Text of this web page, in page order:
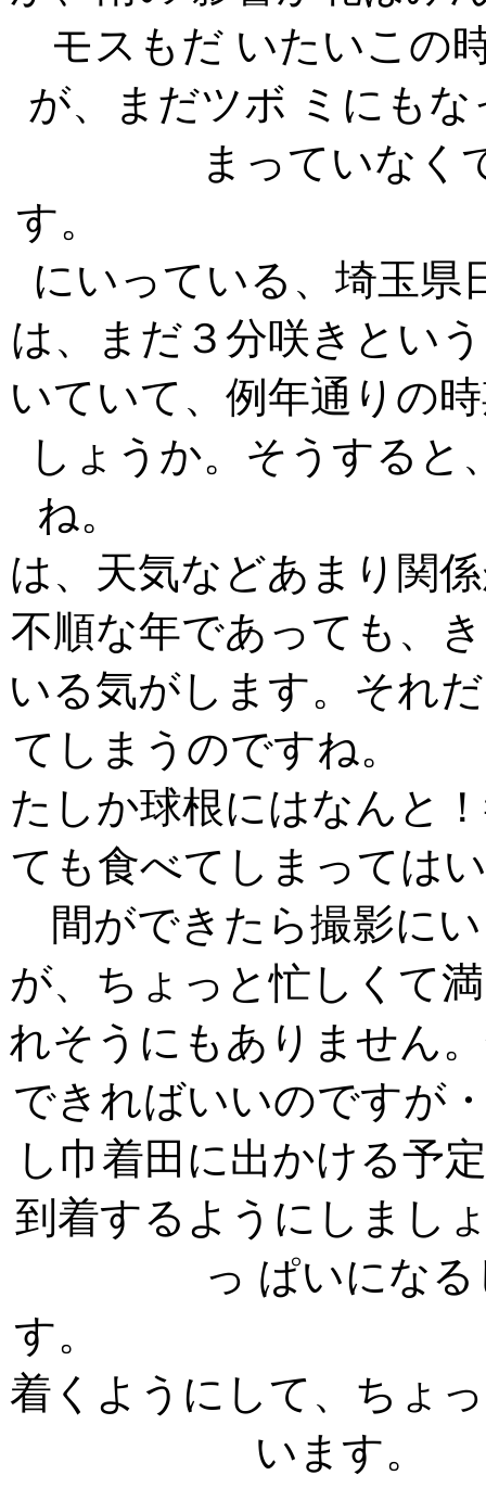
モスもだ いたいこの
が、まだツボ ミにも
まっていなく
す。 それ
にいっている、埼玉県
は、まだ３分咲きとい
いていて、例年通りの
しょうか。そうすると
ね。
は、天気などあまり関
不順な年であっても、
いる気がします。それ
てしまうの
たしか球根にはなんと
ても食べてしまっ
間ができたら撮影に
が、ちょっと忙しくて
れそうにもありません
できればいい
し巾着田に出かける予
到着するようにしまし
っ ぱいにな
す。 だいたい
着くようにして、ちょ
い